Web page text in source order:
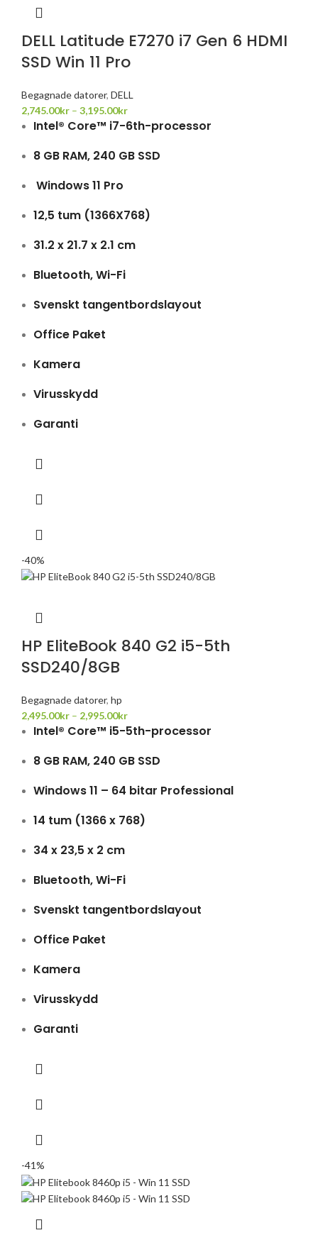
DELL Latitude E7270 i7 Gen 6 HDMI
SSD Win 11 Pro
Begagnade datorer, DELL
2,745.00kr – 3,195.00kr
Intel® Core™ i7-6th-processor
8 GB RAM, 240 GB SSD
Windows 11 Pro
12,5 tum (1366X768)
31.2 x 21.7 x 2.1 cm
Bluetooth, Wi-Fi
Svenskt tangentbordslayout
Office Paket
Kamera
Virusskydd
Garanti
-40%
HP EliteBook 840 G2 i5-5th
SSD240/8GB
Begagnade datorer, hp
2,495.00kr – 2,995.00kr
Intel® Core™ i5-5th-processor
8 GB RAM, 240 GB SSD
Windows 11 – 64 bitar Professional
14 tum (1366 x 768)
34 x 23,5 x 2 cm
Bluetooth, Wi-Fi
Svenskt tangentbordslayout
Office Paket
Kamera
Virusskydd
Garanti
-41%